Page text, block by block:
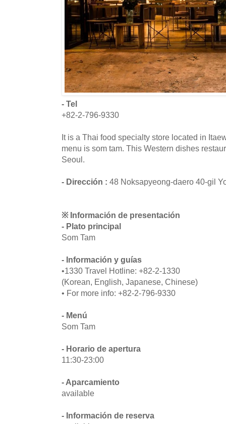
- Tel
+82-2-796-9330
It is a Thai food specialty store located in
menu is som tam. This Western dishes
Seoul.
- Dirección : 48 Noksapyeong-daero 40-gil
※ Información de presentación
- Plato principal
Som Tam
- Información y guías
•1330 Travel Hotline: +82-2-1330
(Korean, English, Japanese, Chinese)
• For more info: +82-2-796-9330
- Menú
Som Tam
- Horario de apertura
11:30-23:00
- Aparcamiento
available
- Información de reserva